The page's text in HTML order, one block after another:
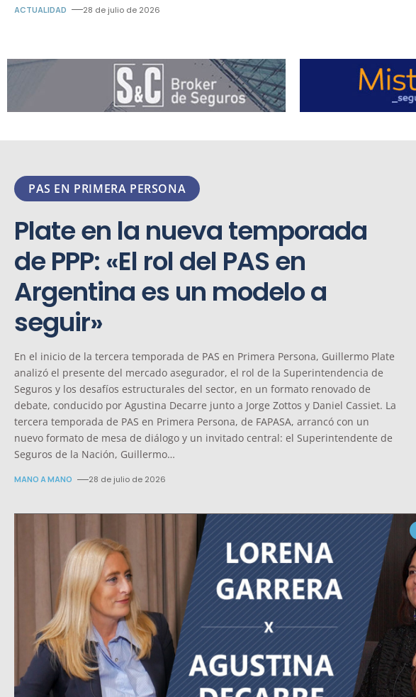
ACTUALIDAD 28 de julio de 2026
PAS EN PRIMERA PERSONA
Plate en la nueva temporada
de PPP: «El rol del PAS en
Argentina es un modelo a
seguir»
En el inicio de la tercera temporada de PAS en Primera Persona, Guillermo Plate
analizó el presente del mercado asegurador, el rol de la Superintendencia de
Seguros y los desafíos estructurales del sector, en un formato renovado de
debate, conducido por Agustina Decarre junto a Jorge Zottos y Daniel Cassiet. La
tercera temporada de PAS en Primera Persona, de FAPASA, arrancó con un
nuevo formato de mesa de diálogo y un invitado central: el Superintendente de
Seguros de la Nación, Guillermo…
MANO A MANO 28 de julio de 2026